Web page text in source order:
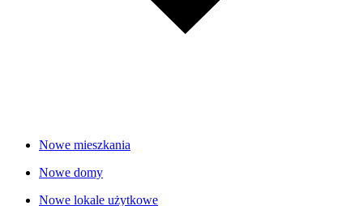
Nowe mieszkania
Nowe domy
Nowe lokale użytkowe